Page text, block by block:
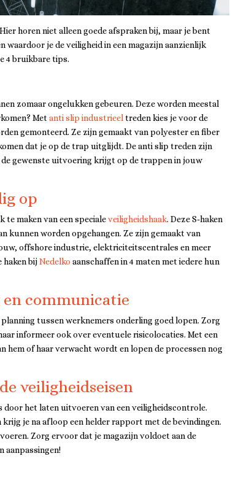
horen niet alleen goede afspraken bij, maar je bent
waardoor je de veiligheid in een magazijn aanzienlijk
4 bruikbare tips.
zomaar ongelukken gebeuren. Deze worden meestal
Metanti slip industrieel treden kies je voor de
gemonteerd. Ze zijn gemaakt van polyester en fiber
dat je op de trap uitglijdt. De anti slip treden zijn
gewenste uitvoering krijgt op de trappen in jouw
op
te maken van een specialeveiligheidshaak. Deze S-haken
kunnen worden opgehangen. Ze zijn gemaakt van
offshore industrie, elektriciteitscentrales en meer
haken bijNedelko aanschaffen in 4 maten met iedere hun
communicatie
tussen werknemers onderling goed lopen. Zorg
informeer ook over eventuele risicolocaties. Met een
hem of haar verwacht wordt en lopen de processen nog
veiligheidseisen
door het laten uitvoeren van een veiligheidscontrole.
je na afloop een helder rapport met de bevindingen.
Zorg ervoor dat je magazijn voldoet aan de
aanpassingen!